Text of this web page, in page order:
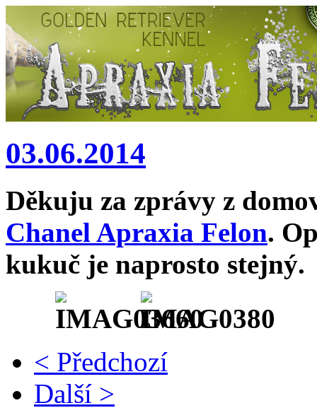
03.06.2014
Děkuju za zprávy z
Chanel Apraxia Felon.
kukuč je naprosto stejný.
< Předchozí
Další >